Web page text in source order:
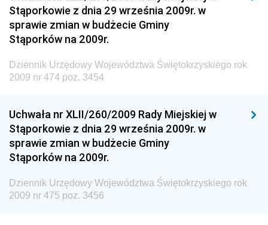
Dziennik Urzędowy Komendy Głównej Policji
Dziennik Urzędowy Ministra Pracy i Polityki
Społecznej
Dziennik Urzędowy Ministra Transportu, Budownictwa
i Gospodarki Morskiej
Dziennik Urzędowy Ministra Spraw Zagranicznych
Dziennik Urzędowy Centralnego Biura
Antykorupcyjnego
Wewnętrznego
Dziennik Urzędowy Urzędu Patentowego
Stąporkowie z dnia 29 września 2009r. w
sprawie zmian w budżecie Gminy
Stąporków na 2009r.
Dziennik Urzędowy Województwa Świętokrzyskiego rok
2009 nr 474 poz. 3454
Uchwała nr XLII/260/2009 Rady Miejskiej w
Stąporkowie z dnia 29 września 2009r. w
sprawie zmian w budżecie Gminy
Stąporków na 2009r.
Dziennik Urzędowy Województwa Świętokrzyskiego rok
2009 nr 475 poz. 3456